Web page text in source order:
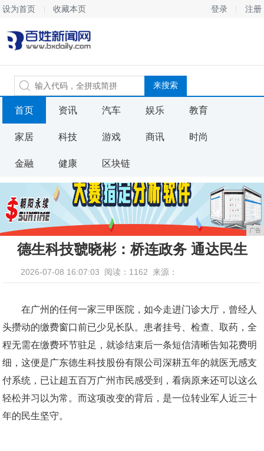
设为首页 收藏本页 登录 注册
首页 资讯 汽车 娱乐 教育
家居 科技 游戏 商讯 时尚
金融 健康 区块链
广告
德生科技虢晓彬：桥连政务 通达民生
2026-07-08 16:07:03 阅读：1162 来源：
在广州的任何一家三甲医院，如今走进门诊大厅，曾经人
头攒动的缴费窗口前已少见长队。患者挂号、检查、取药，全
程无需在缴费环节驻足，就诊结束后一条短信清晰告知花费明
细，这便是广东德生科技股份有限公司深耕五年的就医无感支
付系统，已让超五百万广州市民感受到，看病原来还可以这么
轻松并习以为常。而这项改变的背后，是一位转业军人近三十
年的民生坚守。